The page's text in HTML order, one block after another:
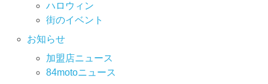
ハロウィン
街のイベント
お知らせ
加盟店ニュース
84motoニュース